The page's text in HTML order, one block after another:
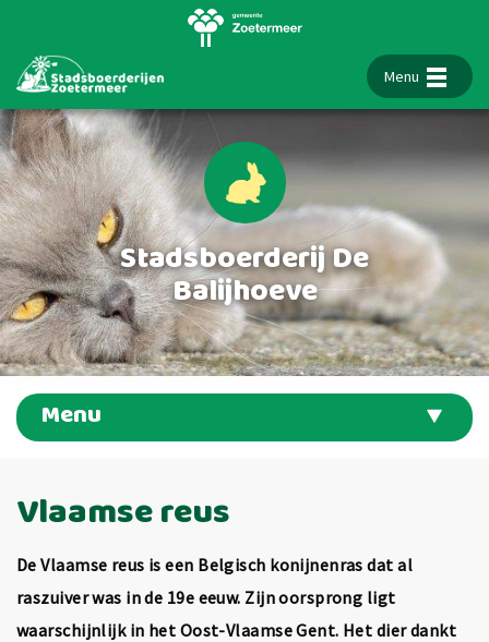
Menu
Stadsboerderij De
Balijhoeve
Menu
Vlaamse reus
De Vlaamse reus is een Belgisch konijnenras dat al
raszuiver was in de 19e eeuw. Zijn oorsprong ligt
waarschijnlijk in het Oost-Vlaamse Gent. Het dier dankt